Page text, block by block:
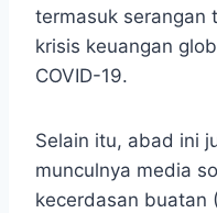
termasuk serangan
krisis keuangan
COVID-19.
Selain itu, abad ini
munculnya media
kecerdasan buatan